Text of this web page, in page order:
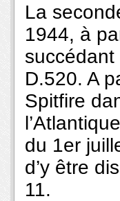
La
1944, à
D.520. A
Spitfire
du 1er
d’y être
11.